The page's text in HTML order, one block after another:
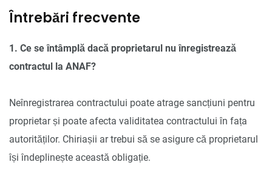
Întrebări frecvente
1. Ce se întâmplă dacă proprietarul nu înregistrează
contractul la ANAF?
Neînregistrarea contractului poate atrage sancțiuni pentru
proprietar și poate afecta validitatea contractului în fața
autorităților. Chiriașii ar trebui să se asigure că proprietarul
își îndeplinește această obligație.